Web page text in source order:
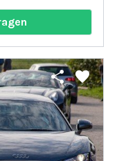
share favorite